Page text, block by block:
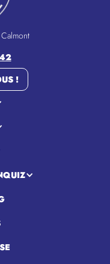
!